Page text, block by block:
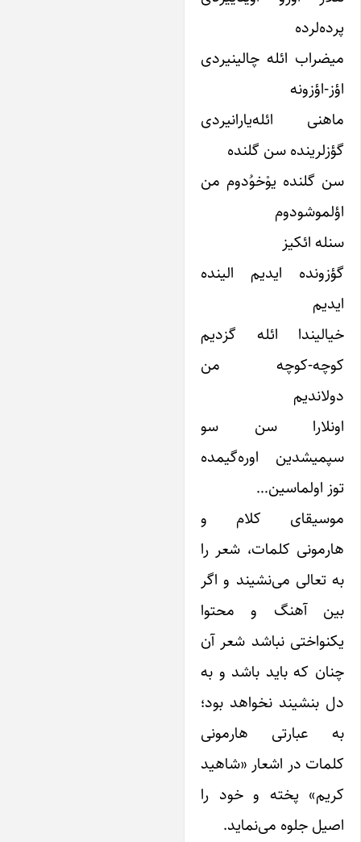
ائله چالینیردی
اؤزونه
ائله‌یارانیردی
سن گلنده
گلنده ‌یوْخوُدوم من
ائکیز
ایدیم الینده
ائله گزدیم
کوچه من
سن سو
اوره‌گیمده
اولماسین…
کلام و
کلمات، شعر را
تعالی می‌نشیند و اگر
آهنگ و محتوا‌
نباشد شعر آن
که باید باشد و به
بنشیند نخواهد بود؛
عبارتی‌ هارمونی
در اشعار «شاهید
پخته و خود را
جلوه می‌نماید.